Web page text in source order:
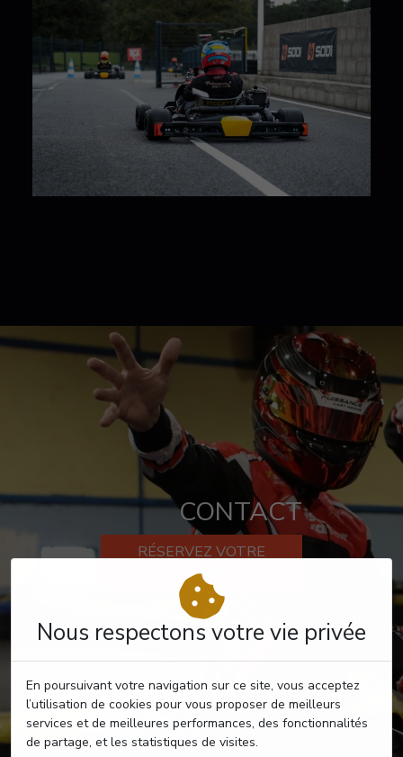
Nous respectons votre vie privée
En poursuivant votre navigation sur ce site, vous acceptez
l’utilisation de cookies pour vous proposer de meilleurs
services et de meilleures performances, des fonctionnalités
de partage, et les statistiques de visites.
CONTACT
RÉSERVEZ VOTRE
PASSAGE